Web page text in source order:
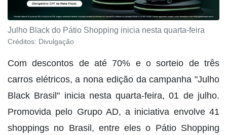
Julho Black do Pátio Shopping inicia nesta quarta-feira
Créditos: Divulgação
Com descontos de até 70% e o sorteio de três
carros elétricos, a nona edição da campanha "Julho
Black Brasil" inicia nesta quarta-feira, 01 de julho.
Promovida pelo Grupo AD, a iniciativa envolve 41
shoppings no Brasil, entre eles o Pátio Shopping